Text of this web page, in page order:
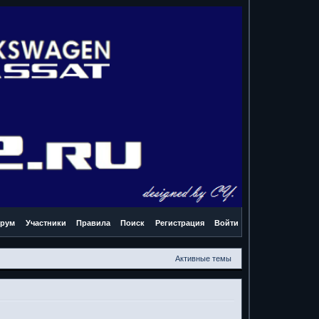
Участники Правила Поиск Регистрация Войти
Активные темы